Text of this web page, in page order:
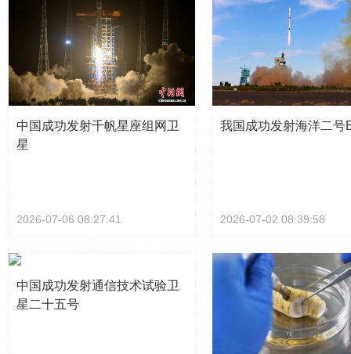
中国成功发射千帆星座组网卫
星
2026-07-06 08:27:41
我国成功发射海洋二号
2026-07-02 08:39:58
中国成功发射通信技术试验卫
星二十五号